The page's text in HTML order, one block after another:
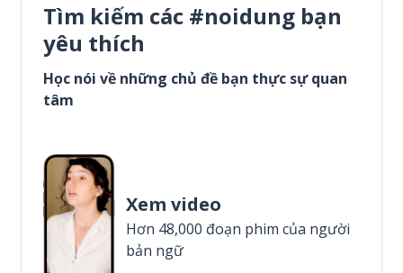
Tìm kiếm các #noidung bạn
yêu thích
Học nói về những chủ đề bạn thực sự quan
tâm
Xem video
Hơn 48,000 đoạn phim của người
bản ngữ